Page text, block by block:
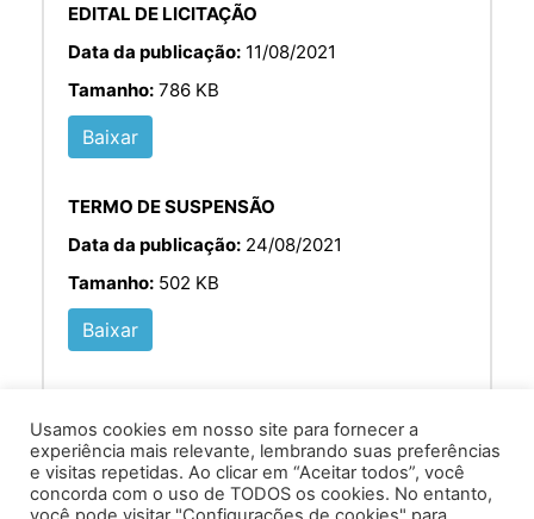
EDITAL DE LICITAÇÃO
Data da publicação: 11/08/2021
Tamanho: 786 KB
Baixar
TERMO DE SUSPENSÃO
Data da publicação: 24/08/2021
Tamanho: 502 KB
Baixar
Usamos cookies em nosso site para fornecer a
experiência mais relevante, lembrando suas preferências
e visitas repetidas. Ao clicar em “Aceitar todos”, você
concorda com o uso de TODOS os cookies. No entanto,